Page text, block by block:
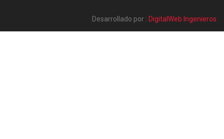
Desarrollado por : DigitalWeb Ingenieros